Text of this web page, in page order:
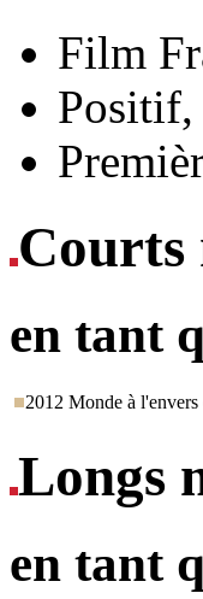
Film
Positif,
Courts
en tant
2012 Monde à
Longs
en tant